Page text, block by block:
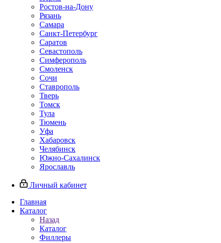
Ростов-на-Дону
Рязань
Самара
Санкт-Петербург
Саратов
Севастополь
Симферополь
Смоленск
Сочи
Ставрополь
Тверь
Томск
Тула
Тюмень
Уфа
Хабаровск
Челябинск
Южно-Сахалинск
Ярославль
Личный кабинет
Главная
Каталог
Назад
Каталог
Филлеры